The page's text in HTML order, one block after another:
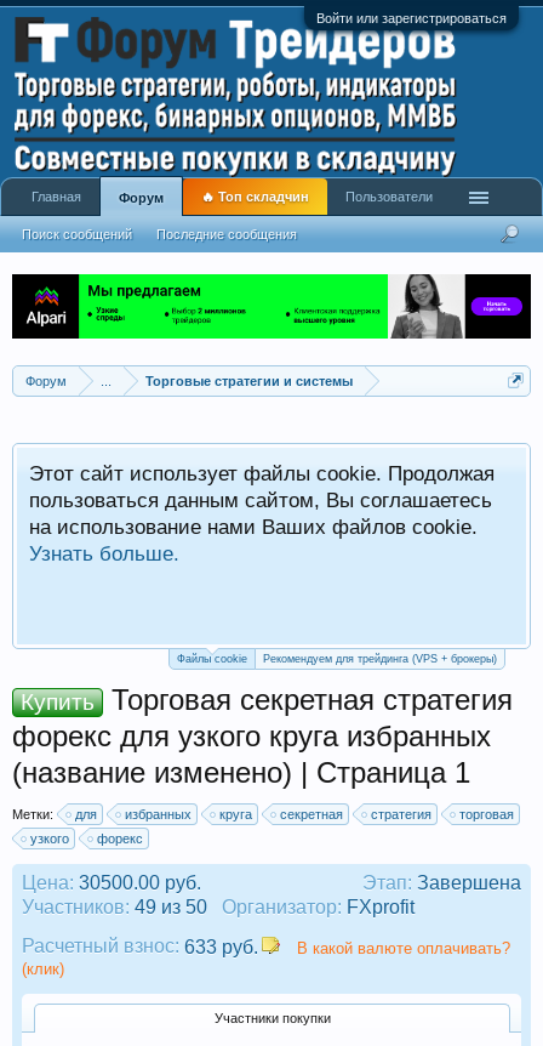
Войти или зарегистрироваться
Форум Торговые стратегии и системы
Этот сайт использует файлы cookie. Продолжая
пользоваться данным сайтом, Вы соглашаетесь
на использование нами Ваших файлов cookie.
Узнать больше.
Файлы cookie Рекомендуем для трейдинга (VPS + брокеры)
Купить
Торговая секретная стратегия
форекс для узкого круга избранных
(название изменено) | Страница 1
Метки: для избранных круга секретная стратегия
торговая
узкого
форекс
Этап: Завершена
Цена: 30500.00 руб.
Участников: 49 из 50 Организатор: FXprofit
Расчетный взнос: 633 руб.
В какой валюте оплачивать?
(клик)
Участники покупки
Главная Форум
Поиск сообщений Последние сообщения
🔥 Топ складчин Пользователи